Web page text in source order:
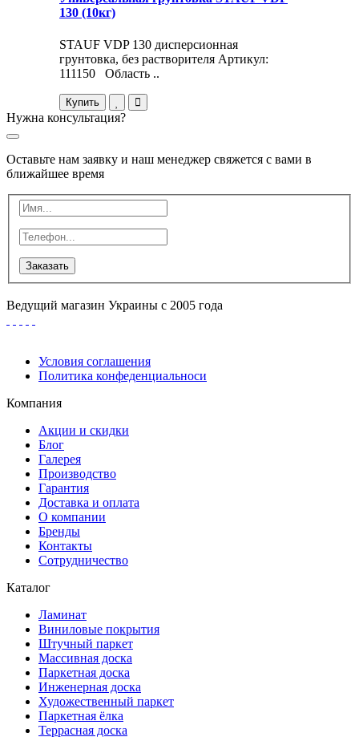
130 (10кг)
STAUF VDP 130 дисперсионная
грунтовка, без растворителя Артикул:
111150 Область ..
Купить
Нужна консультация?
Оставьте нам заявку и наш менеджер свяжется с вами в
ближайшее время
Заказать
Ведущий магазин Украины с 2005 года
Условия соглашения
Политика конфеденциальноси
Компания
Акции и скидки
Блог
Галерея
Производство
Гарантия
Доставка и оплата
О компании
Бренды
Контакты
Сотрудничество
Каталог
Ламинат
Виниловые покрытия
Штучный паркет
Массивная доска
Паркетная доска
Инженерная доска
Художественный паркет
Паркетная ёлка
Террасная доска